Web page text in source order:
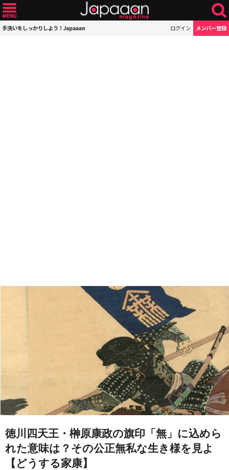
手洗いをしっかりしよう！Japaaan ログイン メンバー登録
徳川四天王・榊原康政の旗印「無」に込めら
れた意味は？その公正無私な生き様を見よ
【どうする家康】